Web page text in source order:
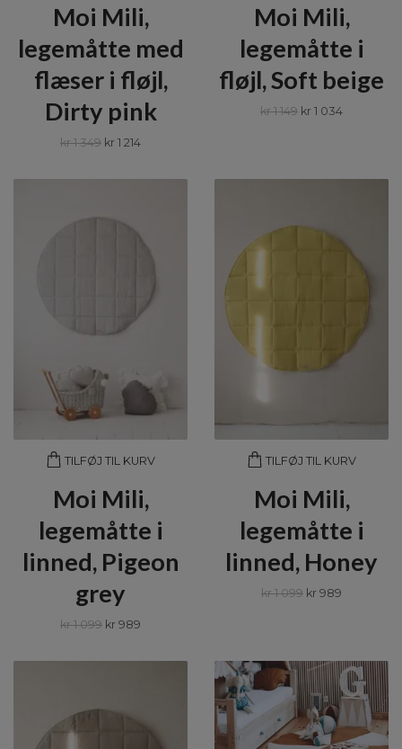
Moi Mili,
legemåtte med
flæser i fløjl,
Dirty pink
kr 1 349 kr 1 214
Moi Mili,
legemåtte i
fløjl, Soft beige
kr 1 149 kr 1 034
TILFØJ TIL KURV
Moi Mili,
legemåtte i
linned, Pigeon
grey
kr 1 099 kr 989
TILFØJ TIL KURV
Moi Mili,
legemåtte i
linned, Honey
kr 1 099 kr 989